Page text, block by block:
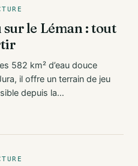
le Léman : tout
582 km² d’eau douce
il offre un terrain de jeu
depuis la…